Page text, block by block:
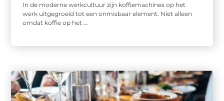
In de moderne werkcultuur zijn koffiemachines op het
werk uitgegroeid tot een onmisbaar element. Niet alleen
omdat koffie op het ...